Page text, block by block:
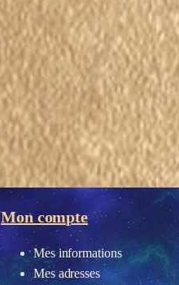
Mon compte
Mes informations
Mes adresses